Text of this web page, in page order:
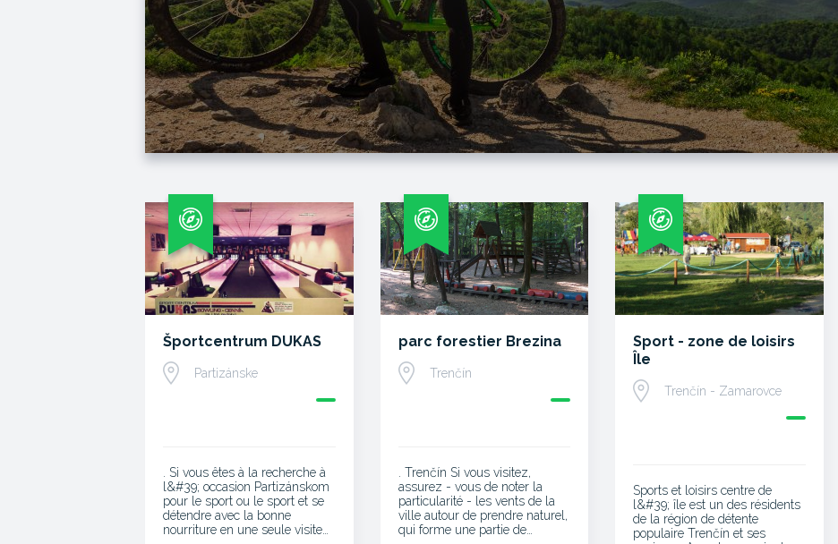
Športcentrum DUKAS
Partizánske
. Si vous êtes à la recherche à
l&#39; occasion Partizánskom
pour le sport ou le sport et se
détendre avec la bonne
nourriture en une seule visite…
parc forestier Brezina
Trenčín
. Trenčín Si vous visitez,
assurez - vous de noter la
particularité - les vents de la
ville autour de prendre naturel,
qui forme une partie de…
Sport - zone de loisirs
Île
Trenčín - Zamarovce
Sports et loisirs centre de
l&#39; île est un des résidents
de la région de détente
populaire Trenčín et ses